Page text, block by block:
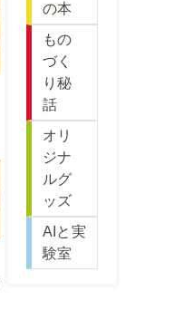
の本
もの
づく
り秘
話
オリ
ジナ
ルグ
ッズ
AIと実
験室